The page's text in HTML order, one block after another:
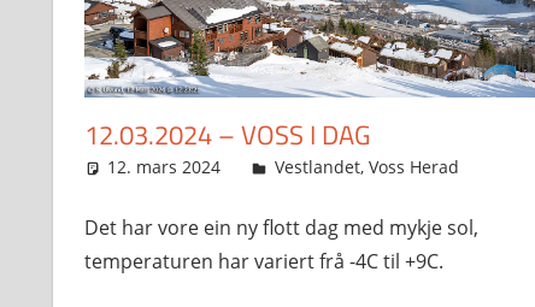
12.03.2024 – VOSS I DAG
12. mars 2024 Svein
Vestlandet, Voss Herad
Det har vore ein ny flott dag med mykje sol,
temperaturen har variert frå -4C til +9C.